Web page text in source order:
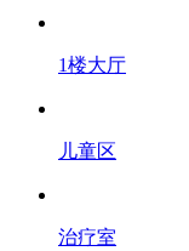
1楼大厅
儿童区
治疗室